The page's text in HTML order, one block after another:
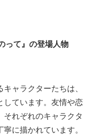
って』の登場人物
ャラクターたちは、
しています。友情や恋
それぞれのキャラクタ
に描かれています。